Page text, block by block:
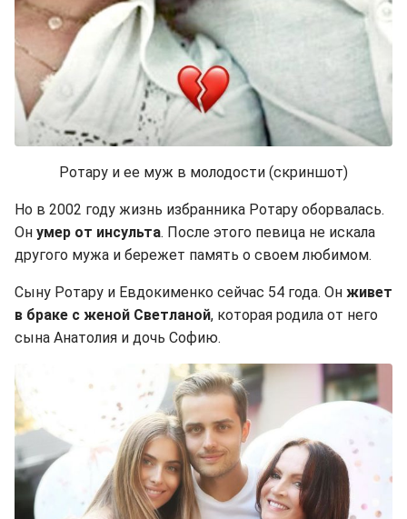
Ротару и ее муж в молодости (скриншот)
Но в 2002 году жизнь избранника Ротару оборвалась.
Он умер от инсульта. После этого певица не искала
другого мужа и бережет память о своем любимом.
Сыну Ротару и Евдокименко сейчас 54 года. Он живет
в браке с женой Светланой, которая родила от него
сына Анатолия и дочь Софию.